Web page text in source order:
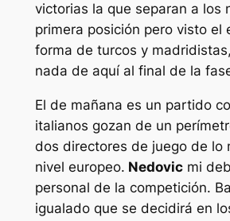
victorias la que separan a los
primera posición pero visto el
forma de turcos y
nada de aquí al final de la
El de mañana es un partido
italianos gozan de un
dos directores de juego de lo
nivel europeo. Nedovicmi
personal de la competición.
igualado que se decidirá en